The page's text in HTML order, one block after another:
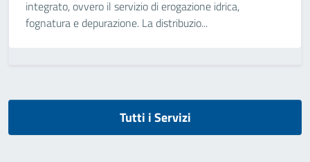
integrato, ovvero il servizio di erogazione idrica,
fognatura e depurazione. La distribuzio...
Tutti i Servizi